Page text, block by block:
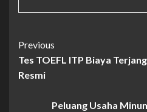
Continue
Reading
Previous
Tes TOEFL ITP Biaya
Resmi
Peluang Usaha